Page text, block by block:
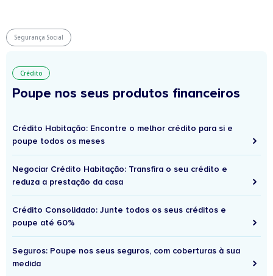
Segurança Social
Crédito
Poupe nos seus produtos financeiros
Crédito Habitação: Encontre o melhor crédito para si e
poupe todos os meses
Negociar Crédito Habitação: Transfira o seu crédito e
reduza a prestação da casa
Crédito Consolidado: Junte todos os seus créditos e
poupe até 60%
Seguros: Poupe nos seus seguros, com coberturas à sua
medida